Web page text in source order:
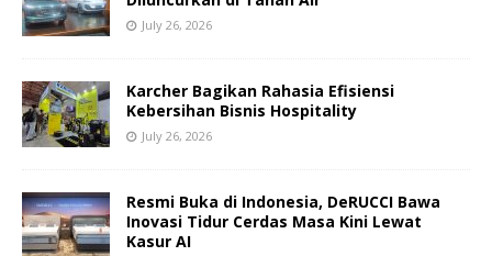
July 26, 2026
Karcher Bagikan Rahasia Efisiensi
Kebersihan Bisnis Hospitality
July 26, 2026
Resmi Buka di Indonesia, DeRUCCI Bawa
Inovasi Tidur Cerdas Masa Kini Lewat
Kasur AI